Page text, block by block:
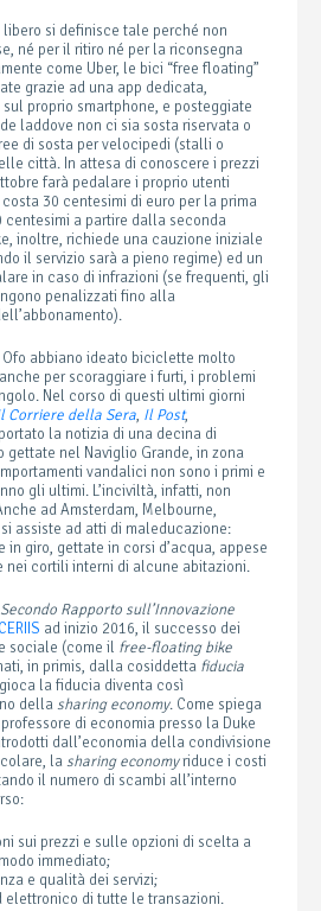
si definisce tale perché non
né per il ritiro né per la riconsegna
come Uber, le bici “free floating”
grazie ad una app dedicata,
proprio smartphone, e posteggiate
laddove non ci sia sosta riservata o
di sosta per velocipedi (stalli o
città. In attesa di conoscere i prezzi
farà pedalare i proprio utenti
30 centesimi di euro per la prima
centesimi a partire dalla seconda
inoltre, richiede una cauzione iniziale
il servizio sarà a pieno regime) ed un
in caso di infrazioni (se frequenti, gli
penalizzati fino alla
Ofo abbiano ideato biciclette molto
per scoraggiare i furti, i problemi
Nel corso di questi ultimi giorni
Corriere della Sera, Il Post,
la notizia di una decina di
gettate nel Naviglio Grande, in zona
vandalici non sono i primi e
gli ultimi. L’inciviltà, infatti, non
ad Amsterdam, Melbourne,
assiste ad atti di maleducazione:
giro, gettate in corsi d’acqua, appese
nei cortili interni di alcune abitazioni.
Secondo Rapporto sull’Innovazione
CERIIS ad inizio 2016, il successo dei
sociale (come il free-floating bike
in primis, dalla cosiddetta fiducia
la fiducia diventa così
dellasharing economy. Come spiega
di economia presso la Duke
dall’economia della condivisione
lasharing economyriduce i costi
il numero di scambi all’interno
sui prezzi e sulle opzioni di scelta a
immediato;
e qualità dei servizi;
elettronico di tutte le transazioni.